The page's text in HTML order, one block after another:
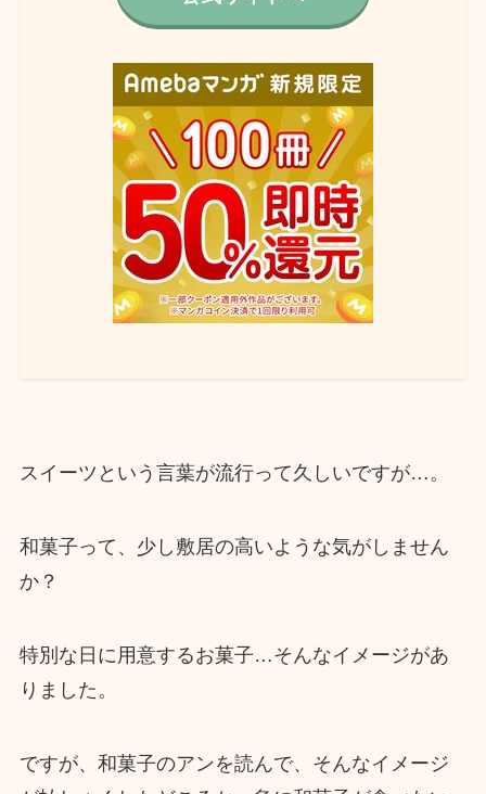
スイーツという言葉が流行って久しいですが…。
和菓子って、少し敷居の高いような気がしません
か？
特別な日に用意するお菓子…そんなイメージがあ
りました。
ですが、和菓子のアンを読んで、そんなイメージ